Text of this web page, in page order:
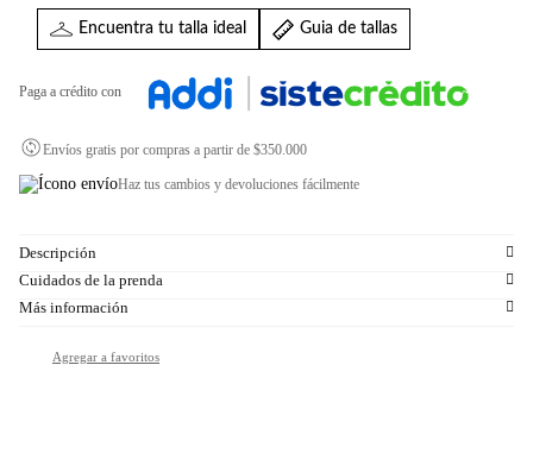
Encuentra tu talla ideal Guia de tallas
Paga a crédito con
Envíos gratis por compras a partir de $350.000
Haz tus cambios y devoluciones fácilmente
Descripción
Cuidados de la prenda
Más información